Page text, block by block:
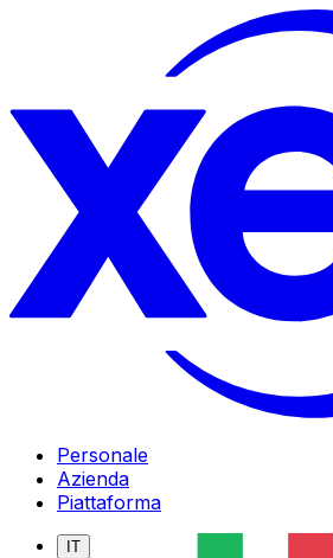
Personale
Azienda
Piattaforma
IT